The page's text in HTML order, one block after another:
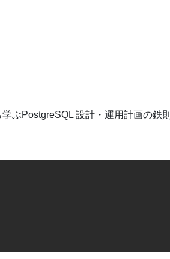
ぶPostgreSQL 設計・運用計画の鉄則